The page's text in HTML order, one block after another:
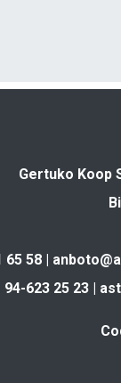
Gertuko Koop
65 58 |
94-623 25 23 |